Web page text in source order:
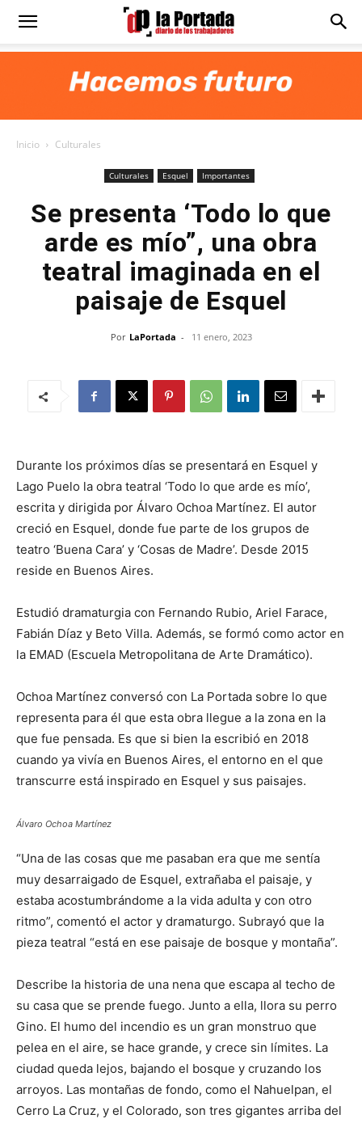
Diario
Inicio Culturales
Culturales Esquel Importantes
Se presenta ‘Todo lo que
arde es mío”, una obra
teatral imaginada en el
paisaje de Esquel
Por LaPortada - 11 enero, 2023
Durante los próximos días se presentará en Esquel y
Lago Puelo la obra teatral ‘Todo lo que arde es mío’,
escrita y dirigida por Álvaro Ochoa Martínez. El autor
creció en Esquel, donde fue parte de los grupos de
teatro ‘Buena Cara’ y ‘Cosas de Madre’. Desde 2015
reside en Buenos Aires.
Estudió dramaturgia con Fernando Rubio, Ariel Farace,
Fabián Díaz y Beto Villa. Además, se formó como actor en
la EMAD (Escuela Metropolitana de Arte Dramático).
Ochoa Martínez conversó con La Portada sobre lo que
representa para él que esta obra llegue a la zona en la
que fue pensada. Es que si bien la escribió en 2018
cuando ya vivía en Buenos Aires, el entorno en el que
transcurre está inspirado en Esquel y sus paisajes.
Álvaro Ochoa Martínez
“Una de las cosas que me pasaban era que me sentía
muy desarraigado de Esquel, extrañaba el paisaje, y
estaba acostumbrándome a la vida adulta y con otro
ritmo”, comentó el actor y dramaturgo. Subrayó que la
pieza teatral “está en ese paisaje de bosque y montaña”.
Describe la historia de una nena que escapa al techo de
su casa que se prende fuego. Junto a ella, llora su perro
Gino. El humo del incendio es un gran monstruo que
pelea en el aire, se hace grande, y crece sin límites. La
ciudad queda lejos, bajando el bosque y cruzando los
arroyos. Las montañas de fondo, como el Nahuelpan, el
Cerro La Cruz, y el Colorado, son tres gigantes arriba del